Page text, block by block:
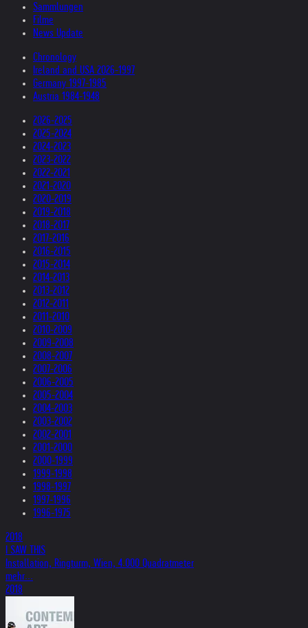
Sammlungen
Filme
News Update
Chronology
Ireland and USA 2026-1997
Germany 1997-1985
Austria 1984-1948
2026-2025
2025-2024
2024-2023
2023-2022
2022-2021
2021-2020
2020-2019
2019-2018
2018-2017
2017-2016
2016-2015
2015-2014
2014-2013
2013-2012
2012-2011
2011-2010
2010-2009
2009-2008
2008-2007
2007-2006
2006-2005
2005-2004
2004-2003
2003-2002
2002-2001
2001-2000
2000-1999
1999-1998
1998-1997
1997-1996
1996-1975
2018
I SAW THIS
Installation, Ringturm, Wien, 4.000 Quadratmeter
mehr...
2018